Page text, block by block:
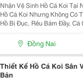
Nhận Vệ Sinh Hồ Cá Koi Tại Nhà Bạn Đang Sở
Hồ Cá Koi Nhưng Không Có
Hồ Bị Đục, Rêu Bám Đầy, Cá
Lo! Phú Quốc Dragon
Tại Nhà Với Dịch Vụ Uy Tín
Đồng Nai
Thiết Kế Hồ Cá Koi Sân
Bản